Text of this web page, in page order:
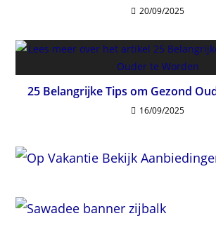
20/09/2025
25 Belangrijke Tips om Gezond
16/09/2025